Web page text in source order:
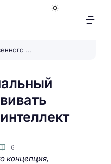
6
концепция,